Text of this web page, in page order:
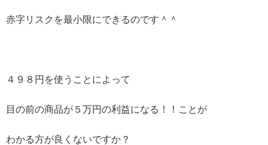
赤字リスクを最小限にできるのです＾＾
４９８円を使うことによって
目の前の商品が５万円の利益になる！！ことが
わかる方が良くないですか？